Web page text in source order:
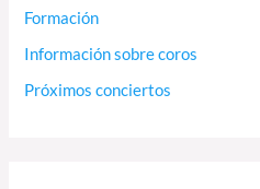
Formación
Información sobre coros
Próximos conciertos